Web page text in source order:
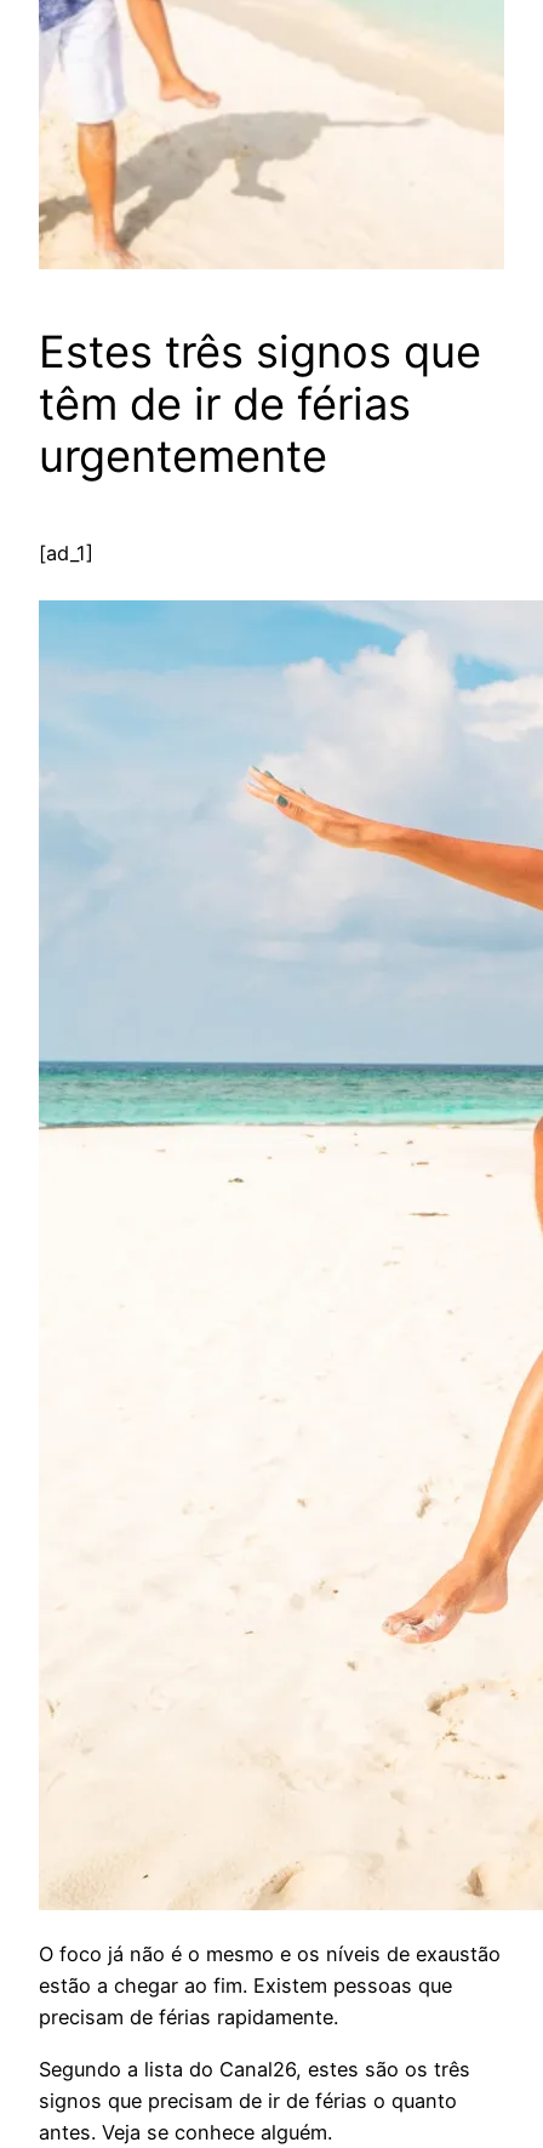
Estes três signos que
têm de ir de férias
urgentemente
[ad_1]
O foco já não é o mesmo e os níveis de exaustão
estão a chegar ao fim. Existem pessoas que
precisam de férias rapidamente.
Segundo a lista do Canal26, estes são os três
signos que precisam de ir de férias o quanto
antes. Veja se conhece alguém.